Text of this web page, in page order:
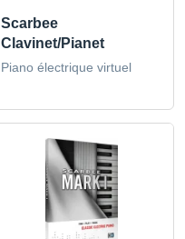
Scarbee
Clavinet/Pianet
Piano électrique virtuel